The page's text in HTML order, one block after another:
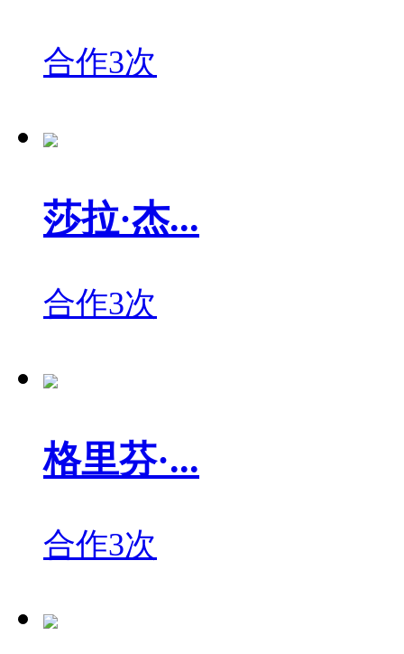
合作3次
莎拉·杰...
合作3次
格里芬·...
合作3次